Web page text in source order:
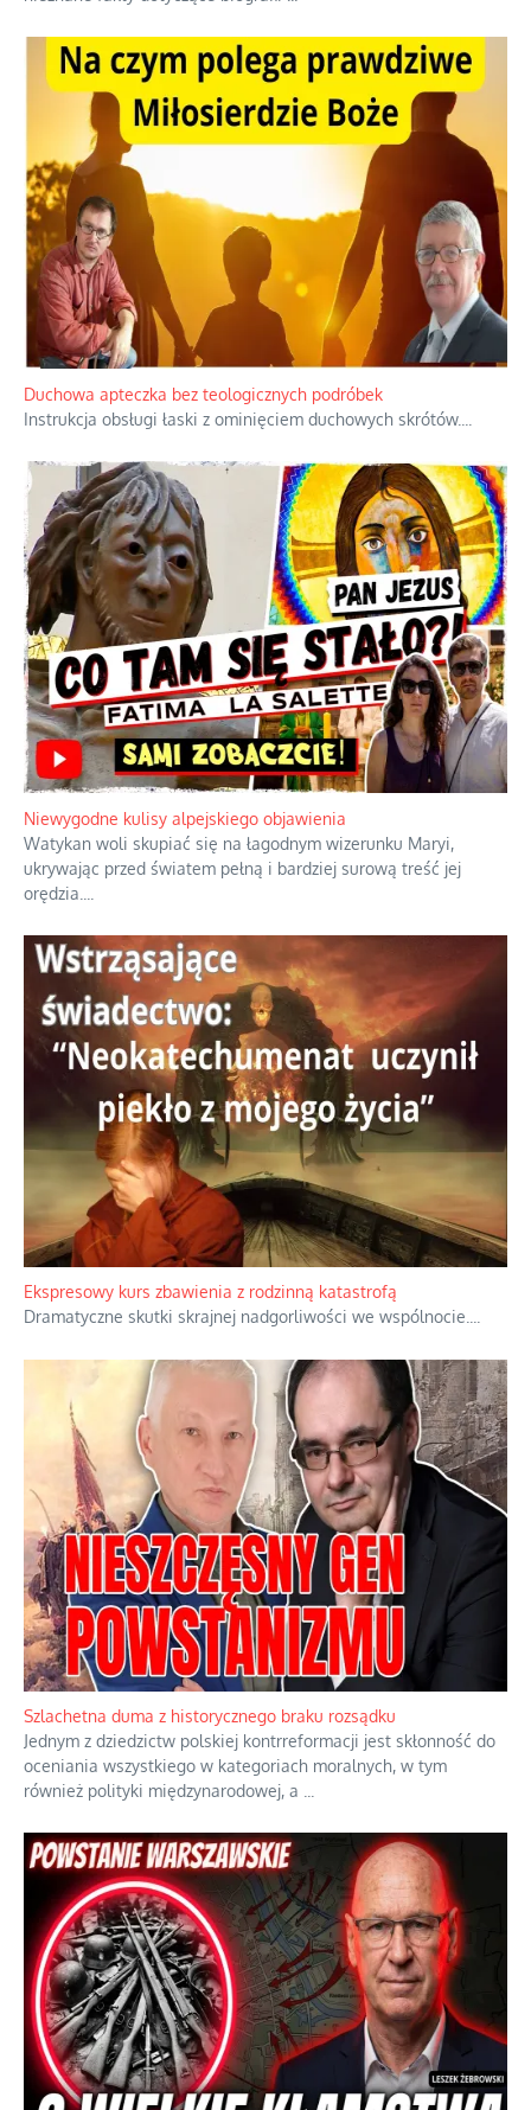
Niezwykły scenariusz bez państwowej dotacji
Reżyser Jerzy Zalewski przedstawia kulisy powstawania swoich
dokumentów, wyzwania związane z ich finansowaniem oraz
nieznane fakty dotyczące biografii...
Duchowa apteczka bez teologicznych podróbek
Instrukcja obsługi łaski z ominięciem duchowych skrótów.
Niewygodne kulisy alpejskiego objawienia
Watykan woli skupiać się na łagodnym wizerunku Maryi,
ukrywając przed światem pełną i bardziej surową treść jej
orędzia....
Ekspresowy kurs zbawienia z rodzinną katastrofą
Dramatyczne skutki skrajnej nadgorliwości we wspólnocie.